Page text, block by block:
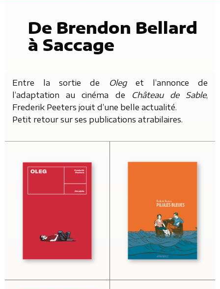
De Brendon Bellard
à Saccage
Entre la sortie de Oleg et l’annonce de
l’adaptation au cinéma de
Château de Sable,
Frederik Peeters jouit d’une belle actualité.
Petit retour sur ses publications atrabilaires.